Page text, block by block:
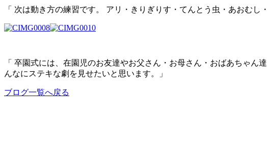
「 次は動き方の練習です。 アリ・きりぎりす・てんとう虫・あおむ
「 卒園式には、在園児のお友達やお父さん・お母さん・おばあちゃ
んなにステキな劇を見せたいと思います。」
ブログ一覧へ戻る